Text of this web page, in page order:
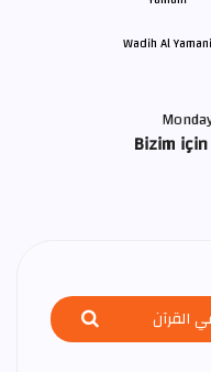
Wadih Al Yamani
Bizim